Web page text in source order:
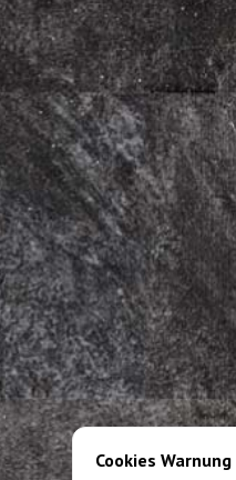
Cookies Warnung